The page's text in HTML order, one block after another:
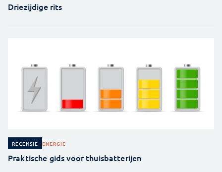
Driezijdige rits
RECENSIE ENERGIE
Praktische gids voor thuisbatterijen